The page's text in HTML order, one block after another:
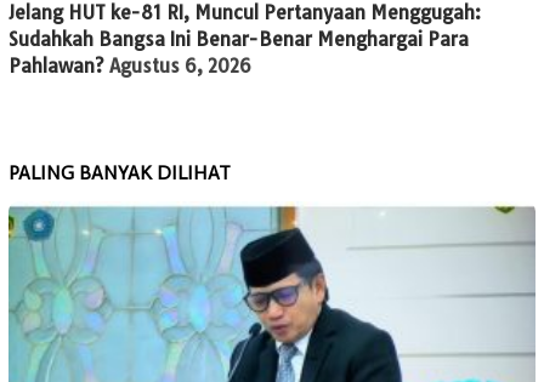
Jelang HUT ke-81 RI, Muncul Pertanyaan Menggugah:
Sudahkah Bangsa Ini Benar-Benar Menghargai Para
Pahlawan? Agustus 6, 2026
PALING BANYAK DILIHAT